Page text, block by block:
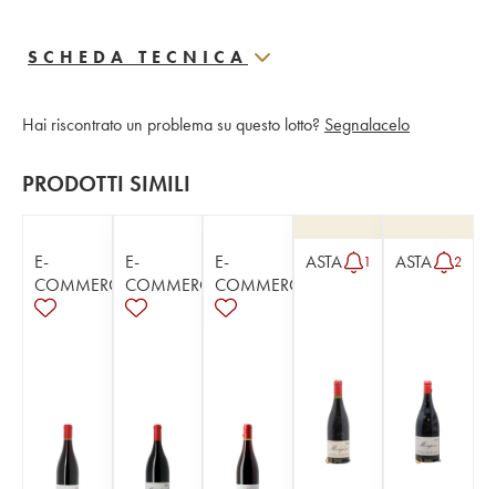
SCHEDA TECNICA
Hai riscontrato un problema su questo lotto? Segnalacelo
PRODOTTI SIMILI
E-
COMMERCE
E-
COMMERCE
E-
COMMERCE
ASTA 1 ASTA 2